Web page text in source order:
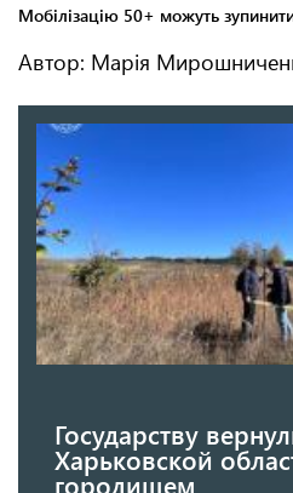
Автор: Марія
Государству
Харьковской
городищем